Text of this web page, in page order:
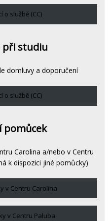
o službě (CC)
při studiu
domluvy a doporučení
o službě (CC)
pomůcek
Carolina a/nebo v Centru
k dispozici jiné pomůcky)
v Centru Carolina
v Centru Paluba